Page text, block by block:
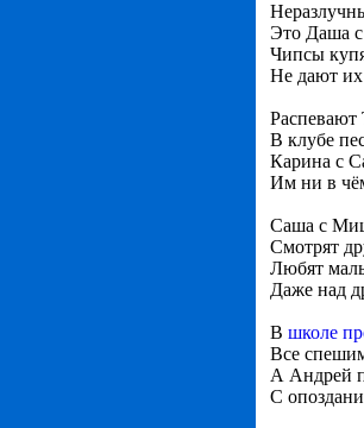
Это Даша
Чипсы
Не дают
В клубе
Карина с
Им ни в
Саша с
Смотрят
Любят
Даже над
В школе
Все
А Андрей
С